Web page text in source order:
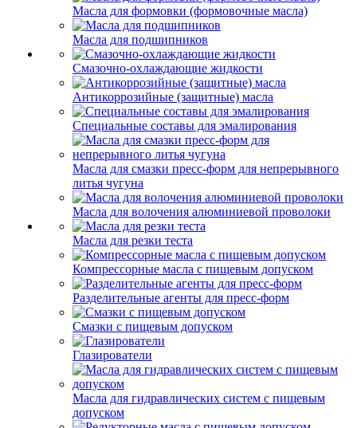
Масла для формовки (формовочные масла)
Масла для подшипников
Смазочно-охлаждающие жидкости
Антикоррозийные (защитные) масла
Специальные составы для эмалирования
Масла для смазки пресс-форм для непрерывного
литья чугуна
Масла для волочения алюминиевой проволоки
Масла для резки теста
Компрессорные масла с пищевым допуском
Разделительные агенты для пресс-форм
Смазки с пищевым допуском
Глазирователи
Масла для гидравлических систем с пищевым
допуском